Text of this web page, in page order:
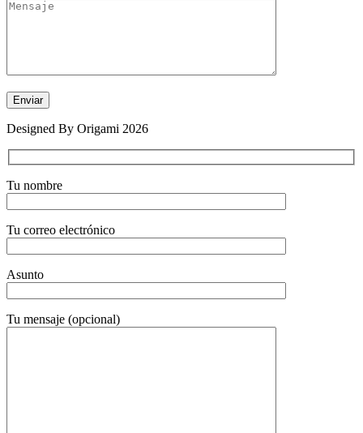
Designed By Origami 2026
Tu nombre
Tu correo electrónico
Asunto
Tu mensaje (opcional)